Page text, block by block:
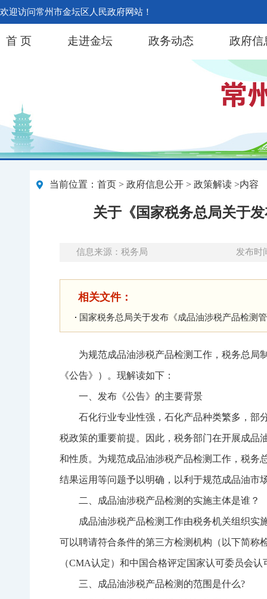
欢迎访问常州市金坛区人民政府网站！
首 页 走进金坛 政务动态 政府信
当前位置： 首页 > 政府信息公开 > 政策解读 >内容
关于《国家税务总局关于
信息来源：税务局 发布时
相关文件：
国家税务总局关于发布《成品油涉税产品检测
为规范成品油涉税产品检测工作，税务总局
《公告》）。现解读如下：
一、发布《公告》的主要背景
石化行业专业性强，石化产品种类繁多，部
税政策的重要前提。因此，税务部门在开展成品
和性质。为规范成品油涉税产品检测工作，税务
结果运用等问题予以明确，以利于规范成品油市
二、成品油涉税产品检测的实施主体是谁？
成品油涉税产品检测工作由税务机关组织实
可以聘请符合条件的第三方检测机构（以下简称
（CMA认定）和中国合格评定国家认可委员会
三、成品油涉税产品检测的范围是什么?